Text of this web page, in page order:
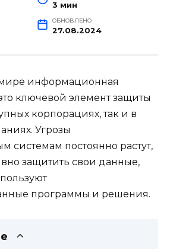
3 мин
ОБНОВЛЕНО
27.08.2024
информационная
ключевой элемент защиты
корпорациях, так и в
Угрозы
системам постоянно растут,
защитить свои данные,
программы и решения.